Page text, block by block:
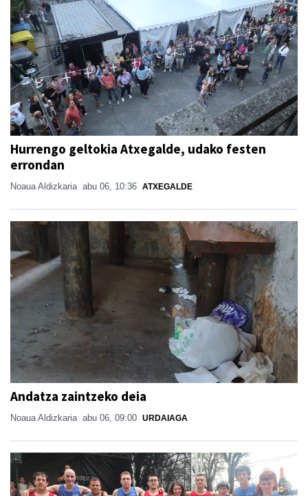
Hurrengo geltokia Atxegalde, udako festen
errondan
Noaua Aldizkaria abu 06, 10:36 ATXEGALDE
Andatza zaintzeko deia
Noaua Aldizkaria abu 06, 09:00 URDAIAGA